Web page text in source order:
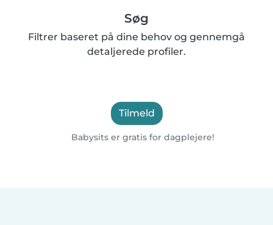
Søg
Filtrer baseret på dine behov og gennemgå
detaljerede profiler.
Tilmeld
Babysits er gratis for dagplejere!